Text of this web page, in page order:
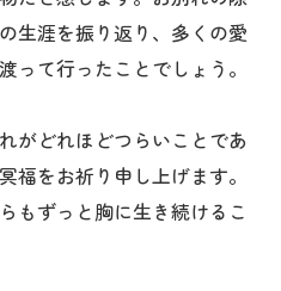
生涯を振り返り、多くの愛
って行ったことでしょう。
がどれほどつらいことであ
福をお祈り申し上げます。
もずっと胸に生き続けるこ